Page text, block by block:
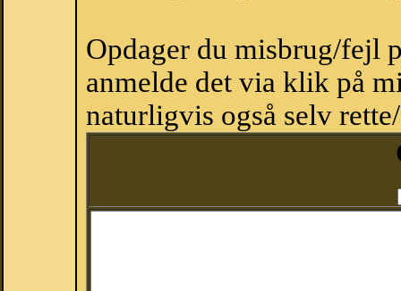
Opdager du misbrug/fejl
anmelde det via klik på
naturligvis også selv